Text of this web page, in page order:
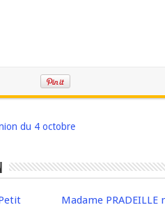
du 4 octobre
Madame PRADEILLE